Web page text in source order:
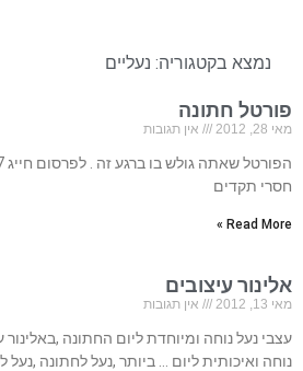
נמצא בקטגוריה: נעליים
פורטל חתונה
מאי 28, 2012 אין תגובות
חסרי תקדים
Read More »
אלינור עיצובים
מאי 13, 2012 אין תגובות
עצבי נעל נוחה ומיוחדת ליום החתונה
נוחה ואיכותית ליום … ביותר ,נעל לחתונה ,נעל